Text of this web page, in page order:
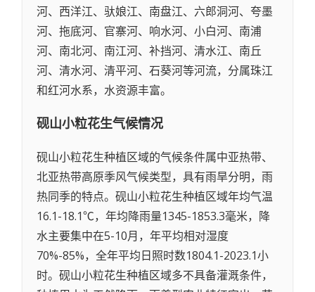
河、西洋江、驮娘江、南盘江、六郎洞河、夸墨
河、拖底河、官寨河、响水河、小白河、南浦
河、南北河、南江河、补挡河、清水江、南丘
河、清水河、清平河、石葵河等河流，分属珠江
和红河水系，水资源丰富。
砚山小粒花生气候情况
砚山小粒花生种植区域的气候条件属中亚热带、
北亚热带高原季风气候类型，具有雨旱分明，雨
热同季的特点。砚山小粒花生种植区域年均气温
16.1-18.1℃，年均降雨量1345-1853.3毫米，降
水主要集中在5-10月，年平均相对湿度
70%-85%，全年平均日照时数1804.1-2023.1小
时。砚山小粒花生种植区域多不具备灌溉条件，